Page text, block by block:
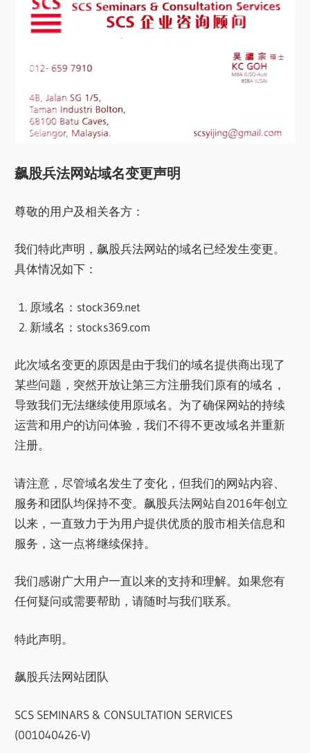
飙股兵法网站域名变更声明
尊敬的用户及相关各方：
我们特此声明，飙股兵法网站的域名已经发生变更。
具体情况如下：
原域名：stock369.net
新域名：stocks369.com
此次域名变更的原因是由于我们的域名提供商出现了
某些问题，突然开放让第三方注册我们原有的域名，
导致我们无法继续使用原域名。为了确保网站的持续
运营和用户的访问体验，我们不得不更改域名并重新
注册。
请注意，尽管域名发生了变化，但我们的网站内容、
服务和团队均保持不变。飙股兵法网站自2016年创立
以来，一直致力于为用户提供优质的股市相关信息和
服务，这一点将继续保持。
我们感谢广大用户一直以来的支持和理解。如果您有
任何疑问或需要帮助，请随时与我们联系。
特此声明。
飙股兵法网站团队
SCS SEMINARS & CONSULTATION SERVICES
(001040426-V)